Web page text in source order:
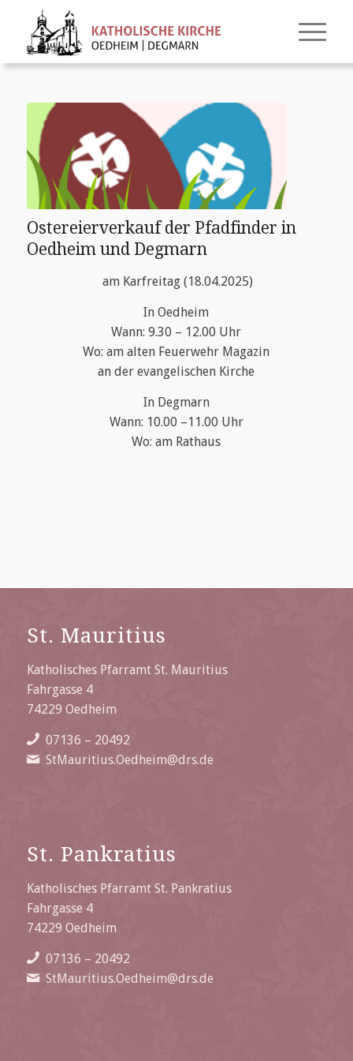
Ostereierverkauf der Pfadfinder in
Oedheim und Degmarn
am Karfreitag (18.04.2025)
In Oedheim
Wann: 9.30 – 12.00 Uhr
Wo: am alten Feuerwehr Magazin
an der evangelischen Kirche
In Degmarn
Wann: 10.00 –11.00 Uhr
Wo: am Rathaus
St. Mauritius
Katholisches Pfarramt St. Mauritius
Fahrgasse 4
74229 Oedheim
07136 – 20492
StMauritius.Oedheim@drs.de
St. Pankratius
Katholisches Pfarramt St. Pankratius
Fahrgasse 4
74229 Oedheim
07136 – 20492
StMauritius.Oedheim@drs.de